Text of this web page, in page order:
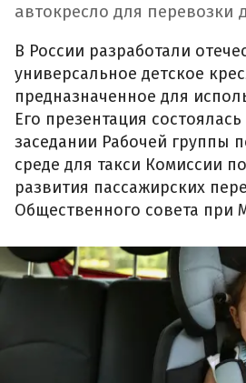
автокресло для перевозки
В России разработали
универсальное детское
предназначенное для
Его презентация
заседании Рабочей группы
среде для такси Комиссии
развития пассажирских
Общественного совета при